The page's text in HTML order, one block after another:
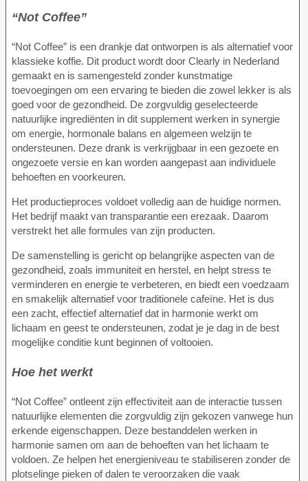
“Not Coffee”
“Not Coffee” is een drankje dat ontworpen is als alternatief voor
klassieke koffie. Dit product wordt door Clearly in Nederland
gemaakt en is samengesteld zonder kunstmatige
toevoegingen om een ervaring te bieden die zowel lekker is als
goed voor de gezondheid. De zorgvuldig geselecteerde
natuurlijke ingrediënten in dit supplement werken in synergie
om energie, hormonale balans en algemeen welzijn te
ondersteunen. Deze drank is verkrijgbaar in een gezoete en
ongezoete versie en kan worden aangepast aan individuele
behoeften en voorkeuren.
Het productieproces voldoet volledig aan de huidige normen.
Het bedrijf maakt van transparantie een erezaak. Daarom
verstrekt het alle formules van zijn producten.
De samenstelling is gericht op belangrijke aspecten van de
gezondheid, zoals immuniteit en herstel, en helpt stress te
verminderen en energie te verbeteren, en biedt een voedzaam
en smakelijk alternatief voor traditionele cafeïne. Het is dus
een zacht, effectief alternatief dat in harmonie werkt om
lichaam en geest te ondersteunen, zodat je je dag in de best
mogelijke conditie kunt beginnen of voltooien.
Hoe het werkt
“Not Coffee” ontleent zijn effectiviteit aan de interactie tussen
natuurlijke elementen die zorgvuldig zijn gekozen vanwege hun
erkende eigenschappen. Deze bestanddelen werken in
harmonie samen om aan de behoeften van het lichaam te
voldoen. Ze helpen het energieniveau te stabiliseren zonder de
plotselinge pieken of dalen te veroorzaken die vaak